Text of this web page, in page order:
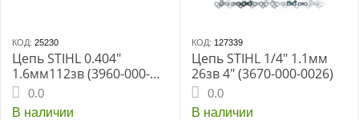
КОД: 25230
Цепь STIHL 0.404"
1.6мм112зв (3960-000-
0112) 46 RM
0.0
В наличии
КОД: 127339
Цепь STIHL 1/4" 1.1мм
26зв 4" (3670-000-0026)
0.0
В наличии